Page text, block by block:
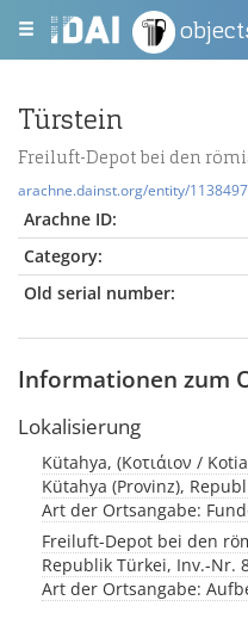
Türstein
Freiluft-Depot bei den
arachne.dainst.org/entity/1138497
Arachne ID:
Category:
Old serial number:
Informationen zum
Lokalisierung
Kütahya, (Κοτιάιον /
Kütahya (Provinz),
Art der Ortsangabe:
Freiluft-Depot bei den
Republik Türkei, Inv.-Nr.
Art der Ortsangabe: